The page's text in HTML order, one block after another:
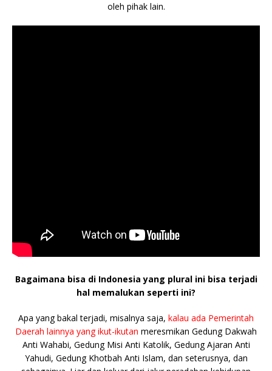
oleh pihak lain.
Bagaimana bisa di Indonesia yang plural ini bisa terjadi
hal memalukan seperti ini?
Apa yang bakal terjadi, misalnya saja, kalau ada Pemerintah
Daerah lainnya yang ikut-ikutan meresmikan Gedung Dakwah
Anti Wahabi, Gedung Misi Anti Katolik, Gedung Ajaran Anti
Yahudi, Gedung Khotbah Anti Islam, dan seterusnya, dan